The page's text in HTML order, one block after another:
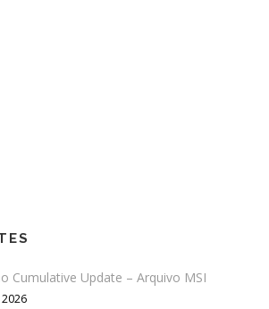
Cumulative Update – Arquivo MSI